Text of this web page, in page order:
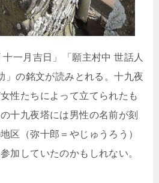
一月吉日」「願主村中 世話人
」の銘文が読みとれる。十九夜
性たちによって立てられたも
十九夜塔には男性の名前が刻
区（弥十郎＝やじゅうろう）
加していたのかもしれない。